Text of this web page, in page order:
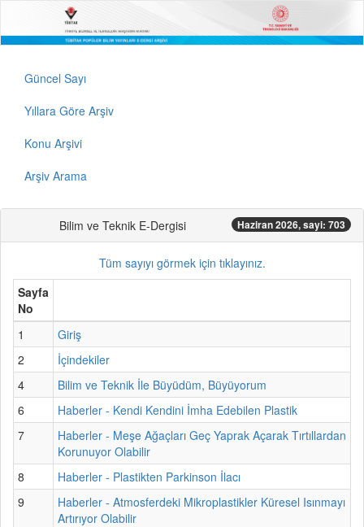
Güncel Sayı
Yıllara Göre Arşiv
Konu Arşivi
Arşiv Arama
Bilim ve Teknik E-Dergisi Haziran 2026, sayi: 703
Tüm sayıyı görmek için tıklayınız.
Sayfa
No
1
Giriş
2
İçindekiler
4
Bilim ve Teknik İle Büyüdüm, Büyüyorum
6
Haberler - Kendi Kendini İmha Edebilen Plastik
7
Haberler - Meşe Ağaçları Geç Yaprak Açarak Tırtıllardan
Korunuyor Olabilir
8
Haberler - Plastikten Parkinson İlacı
9
Haberler - Atmosferdeki Mikroplastikler Küresel Isınmayı
Artırıyor Olabilir